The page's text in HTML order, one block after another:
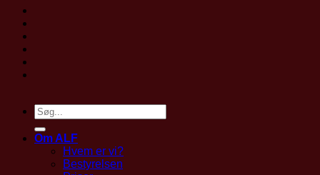
Om ALF
Hvem er vi?
Bestyrelsen